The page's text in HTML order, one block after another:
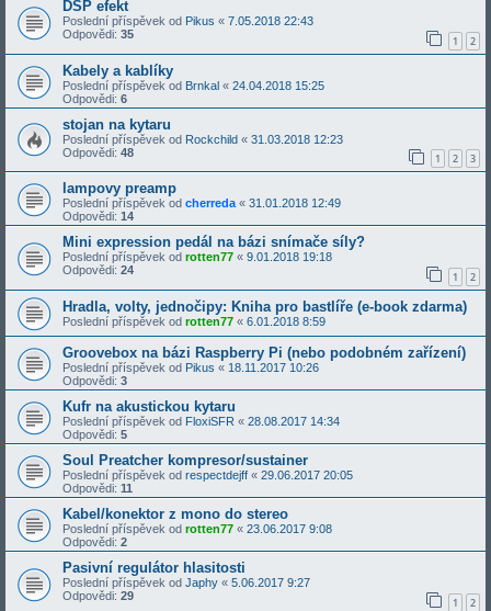
DSP efekt
Poslední příspěvek od Pikus « 7.05.2018 22:43
Odpovědi: 35 1 2
Kabely a kablíky
Poslední příspěvek od Brnkal « 24.04.2018 15:25
Odpovědi: 6
stojan na kytaru
Poslední příspěvek od Rockchild « 31.03.2018 12:23
Odpovědi: 48 1 2 3
lampovy preamp
Poslední příspěvek od cherreda « 31.01.2018 12:49
Odpovědi: 14
Mini expression pedál na bázi snímače síly?
Poslední příspěvek od rotten77 « 9.01.2018 19:18
Odpovědi: 24 1 2
Hradla, volty, jednočipy: Kniha pro bastlíře (e-book zdarma)
Poslední příspěvek od rotten77 « 6.01.2018 8:59
Groovebox na bázi Raspberry Pi (nebo podobném zařízení)
Poslední příspěvek od Pikus « 18.11.2017 10:26
Odpovědi: 3
Kufr na akustickou kytaru
Poslední příspěvek od FloxiSFR « 28.08.2017 14:34
Odpovědi: 5
Soul Preatcher kompresor/sustainer
Poslední příspěvek od respectdejff « 29.06.2017 20:05
Odpovědi: 11
Kabel/konektor z mono do stereo
Poslední příspěvek od rotten77 « 23.06.2017 9:08
Odpovědi: 2
Pasivní regulátor hlasitosti
Poslední příspěvek od Japhy « 5.06.2017 9:27
Odpovědi: 29 1 2